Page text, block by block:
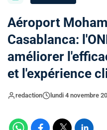
Aéroport
Casablanca:
améliorer
et l'expérience
redaction lundi 4 novembre